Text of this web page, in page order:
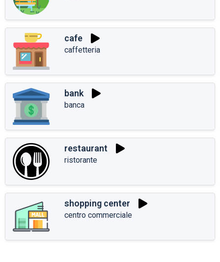
cafe
caffetteria
bank
banca
restaurant
ristorante
shopping center
centro commerciale